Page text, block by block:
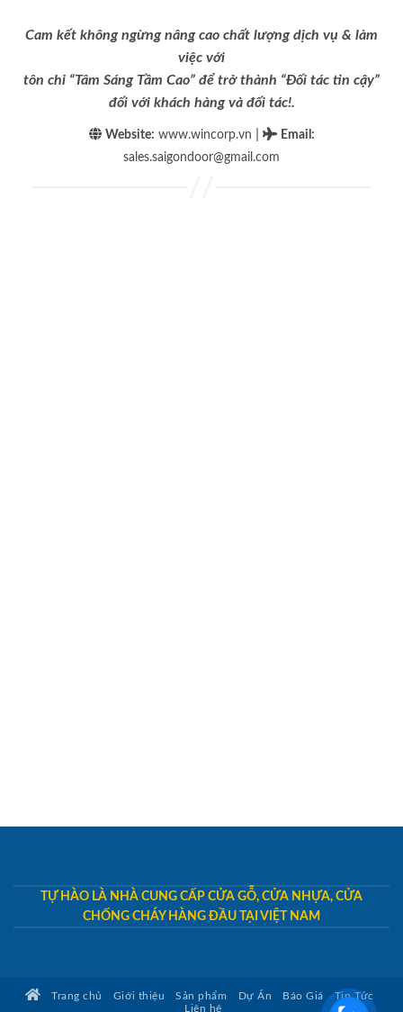
Cam kết không ngừng nâng cao chất lượng dịch vụ & làm
việc với
tôn chỉ “Tâm Sáng Tầm Cao” để trở thành “Đối tác tin cậy”
đối với khách hàng và đối tác!.
Website: www.wincorp.vn Email :
sales.saigondoor@gmail.com
TỰ HÀO LÀ NHÀ CUNG CẤP CỬA GỖ, CỬA NHỰA, CỬA
CHỐNG CHÁY HÀNG ĐẦU TẠI VIỆT NAM
Trang chủ Giới thiệu Sản phẩm Dự Án Báo Giá
Tin Tức
Liên hệ